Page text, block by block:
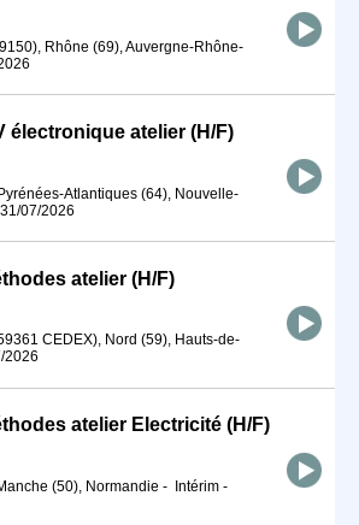
Rhône (69), Auvergne-Rhône-
électronique atelier (H/F)
Atlantiques (64), Nouvelle-
31/07/2026
atelier (H/F)
CEDEX), Nord (59), Hauts-de-
2026
atelier Electricité (H/F)
(50), Normandie - Intérim -